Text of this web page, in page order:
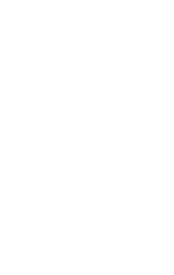
σας χρήση της